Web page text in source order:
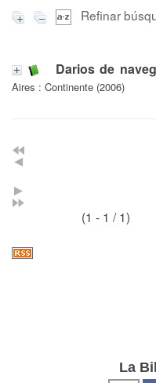
Refinar
Darios de
Aires : Continente (2006)
(1 - 1 / 1)
La